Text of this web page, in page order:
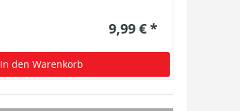
9,99 € *
In den Warenkorb